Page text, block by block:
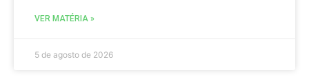
VER MATÉRIA »
5 de agosto de 2026